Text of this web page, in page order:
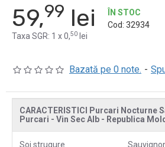
Bazată pe 0 note. -
59,99 lei
Taxa SGR: 1 x 0,50 lei
ÎN STOC
Cod: 32934
CARACTERISTICI Purcari Nocturne
Purcari - Vin Sec Alb - Republica
Soi strugure